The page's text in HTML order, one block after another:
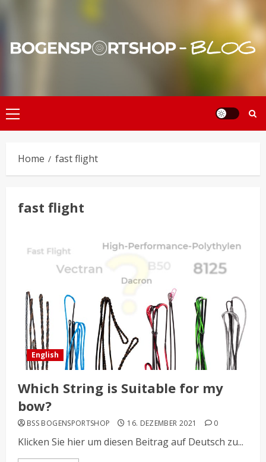
Primary
Menu
Home fast flight
fast flight
English
Which String is Suitable for my
bow?
BSS BOGENSPORTSHOP 16. DEZEMBER 2021 0
Klicken Sie hier um diesen Beitrag auf Deutsch zu...